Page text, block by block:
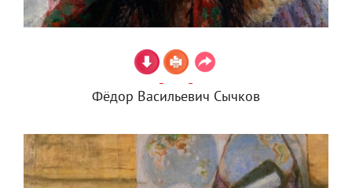
Фёдор Васильевич Сычков